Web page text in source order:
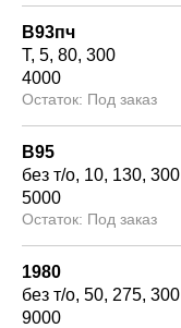
В93пч
Т 5 80 300
4000
Под заказ
В95
без т/о 10 130 300
5000
Под заказ
1980
без т/о 50 275 300
9000